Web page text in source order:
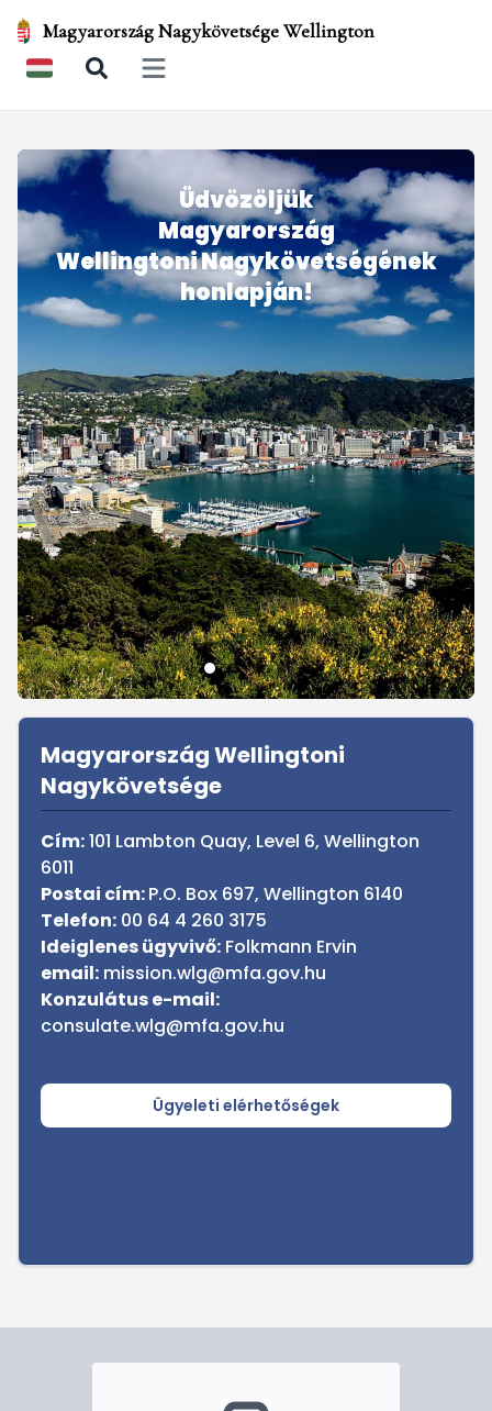
Magyarország Nagykövetsége Wellington
Open main menu
Üdvözöljük
Magyarország
Wellingtoni Nagykövetségének
honlapján!
Sidebar
Magyarország Wellingtoni
Nagykövetsége
Cím:101 Lambton Quay, Level 6, Wellington
6011
Postai cím:P.O. Box 697, Wellington 6140
Telefon: 00 64 4 260 3175
Ideiglenes ügyvivő: Folkmann Ervin
email: mission.wlg@mfa.gov.hu
Konzulátus e-mail:
consulate.wlg@mfa.gov.hu
Ügyeleti elérhetőségek